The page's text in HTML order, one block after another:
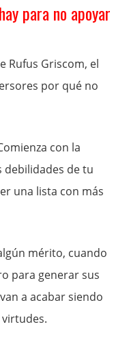
para no apoyar
Rufus Griscom, el
por qué no
con la
debilidades de tu
una lista con más
mérito, cuando
para generar sus
a acabar siendo